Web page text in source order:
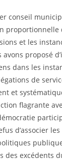
conseil
proportionnelle
et les
avons proposé
dans les
de
et
flagrante
d’associer les
des excédents